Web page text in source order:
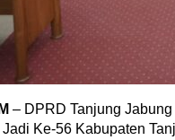
– DPRD Tanjung
Ke-56 Kabupaten